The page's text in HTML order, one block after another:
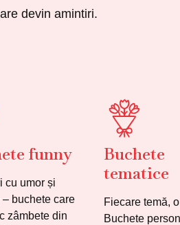
devin amintiri.
funny
cu umor și
buchete care
zâmbete din
Buchete
tematice
Fiecare temă,
Buchete